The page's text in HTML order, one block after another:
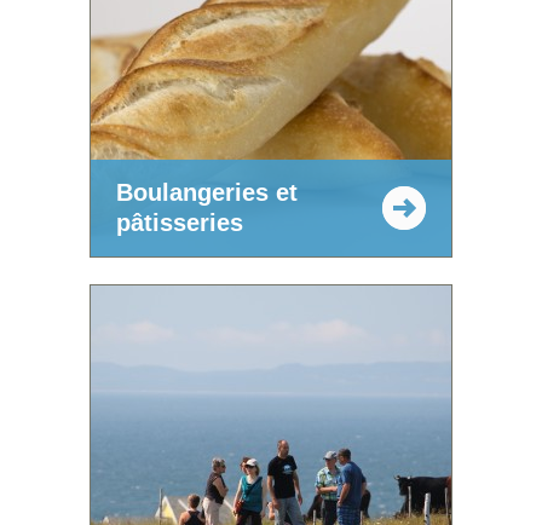
Boulangeries et
pâtisseries